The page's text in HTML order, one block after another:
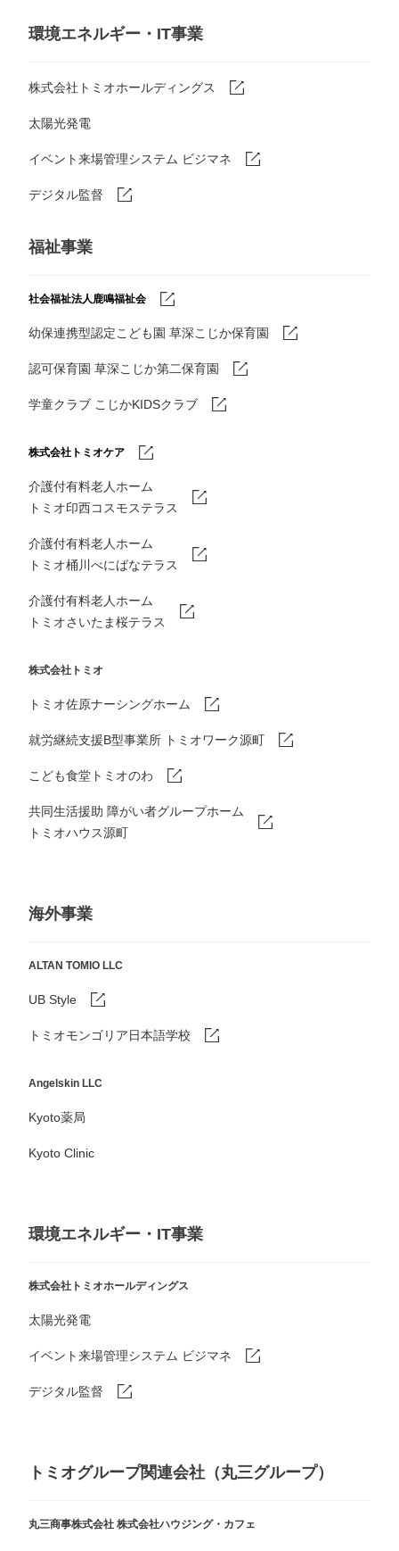
環境エネルギー・IT事業
株式会社トミオホールディングス
太陽光発電
イベント来場管理システム ビジマネ
デジタル監督
福祉事業
社会福祉法人鹿鳴福祉会
幼保連携型認定こども園 草深こじか保育園
認可保育園 草深こじか第二保育園
学童クラブ こじかKIDSクラブ
株式会社トミオケア
介護付有料老人ホーム
トミオ印西コスモステラス
介護付有料老人ホーム
トミオ桶川べにばなテラス
介護付有料老人ホーム
トミオさいたま桜テラス
株式会社トミオ
トミオ佐原ナーシングホーム
就労継続支援B型事業所 トミオワーク源町
こども食堂トミオのわ
共同生活援助 障がい者グループホーム
トミオハウス源町
海外事業
ALTAN TOMIO LLC
UB Style
トミオモンゴリア日本語学校
Angelskin LLC
Kyoto薬局
Kyoto Clinic
環境エネルギー・IT事業
株式会社トミオホールディングス
太陽光発電
イベント来場管理システム ビジマネ
デジタル監督
トミオグループ関連会社（丸三グループ）
丸三商事株式会社 株式会社ハウジング・カフェ